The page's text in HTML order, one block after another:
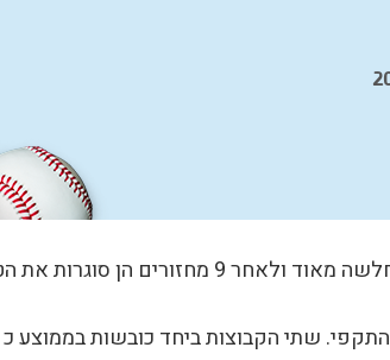
את הטבלה עם מאזן גרוע מאוד.
כ 1.5 שערים למשחק ככה שהימור מתחת שערים נראה בהחלט הימור בעל ערך.